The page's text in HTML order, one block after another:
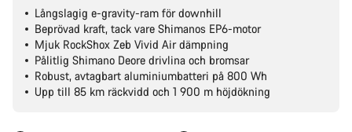
Långslagig e-gravity-ram för downhill
Beprövad kraft, tack vare Shimanos EP6-motor
Mjuk RockShox Zeb Vivid Air dämpning
Pålitlig Shimano Deore drivlina och bromsar
Robust, avtagbart aluminiumbatteri på 800 Wh
Upp till 85 km räckvidd och 1 900 m höjdökning